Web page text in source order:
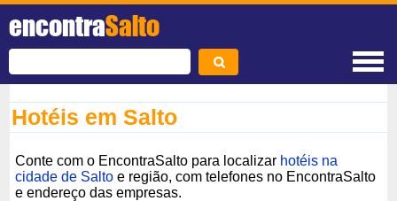
encontraSalto
Hotéis em Salto
Conte com o EncontraSalto para localizar hotéis na
cidade de Salto e região, com telefones no EncontraSalto
e endereço das empresas.